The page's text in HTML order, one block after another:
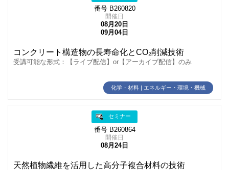
番号 B260820
開催日
08月20日
09月04日
コンクリート構造物の長寿命化とCO₂削減技術
受講可能な形式：【ライブ配信】or【アーカイブ配信】のみ
化学・材料 | エネルギー・環境・機械
セミナー
番号 B260864
開催日
08月24日
天然植物繊維を活用した高分子複合材料の技術